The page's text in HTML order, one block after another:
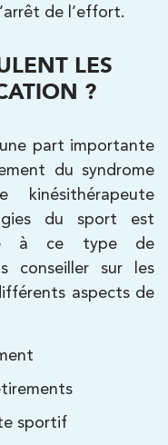
de l’effort.
LES
?
part importante
du syndrome
du sport est
à ce type de
conseiller sur les
aspects de
sportif
Paris
Paris
Colombes